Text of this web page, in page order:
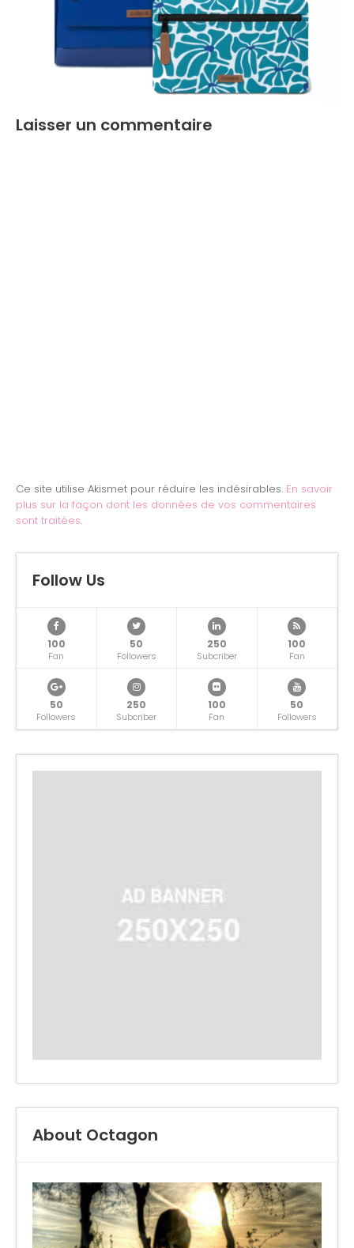
Laisser un commentaire
Ce site utilise Akismet pour réduire les indésirables. En savoir
plus sur la façon dont les données de vos commentaires
sont traitées.
Follow Us
100
Fan
50
Followers
250
Subcriber
100
Fan
50
Followers
250
Subcriber
100
Fan
50
Followers
About Octagon